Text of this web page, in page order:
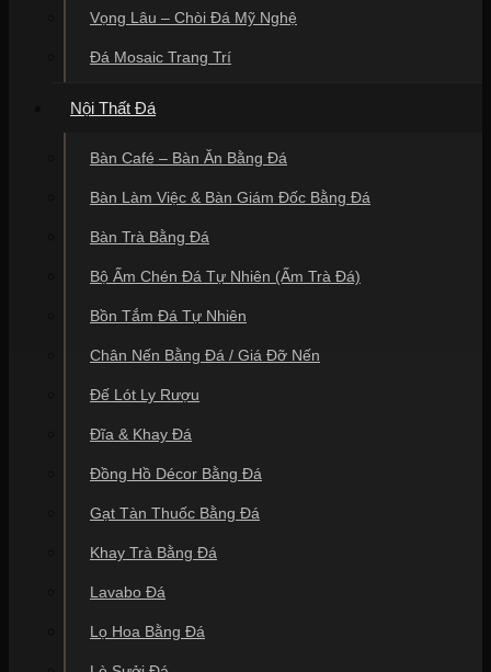
Vọng Lâu – Chòi Đá Mỹ Nghệ
Đá Mosaic Trang Trí
Nội Thất Đá
Bàn Café – Bàn Ăn Bằng Đá
Bàn Làm Việc & Bàn Giám Đốc Bằng Đá
Bàn Trà Bằng Đá
Bộ Ấm Chén Đá Tự Nhiên (Ấm Trà Đá)
Bồn Tắm Đá Tự Nhiên
Chân Nến Bằng Đá / Giá Đỡ Nến
Đế Lót Ly Rượu
Đĩa & Khay Đá
Đồng Hồ Décor Bằng Đá
Gạt Tàn Thuốc Bằng Đá
Khay Trà Bằng Đá
Lavabo Đá
Lọ Hoa Bằng Đá